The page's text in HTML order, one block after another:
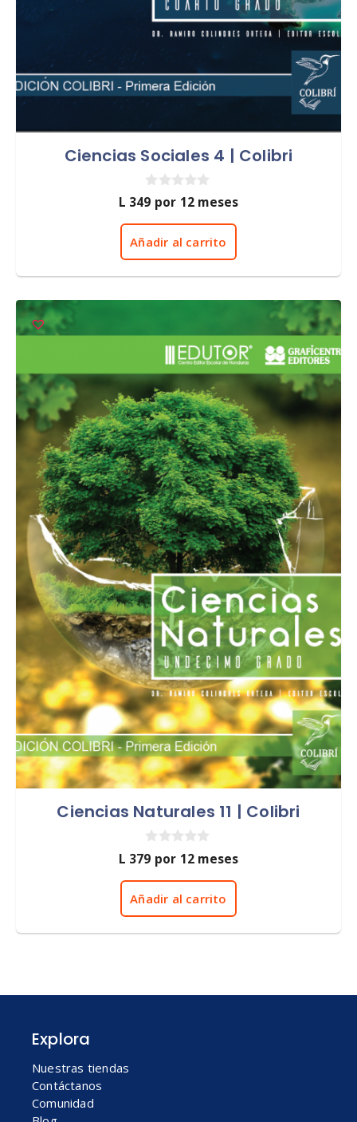
Ciencias Sociales 4 | Colibri
0
d
e
L 349 por 12 meses
Añadir al carrito
Ciencias Naturales 11 | Colibri
0
d
e
L 379 por 12 meses
Añadir al carrito
Explora
Nuestras tiendas
Contáctanos
Comunidad